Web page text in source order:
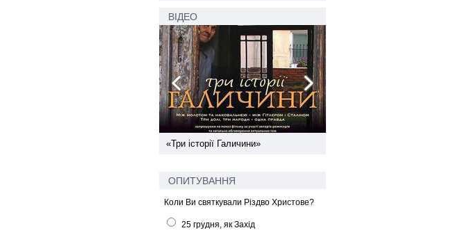
ВІДЕО
«Три історії Галичини»
ОПИТУВАННЯ
Коли Ви святкували Різдво Христове?
25 грудня, як Захід